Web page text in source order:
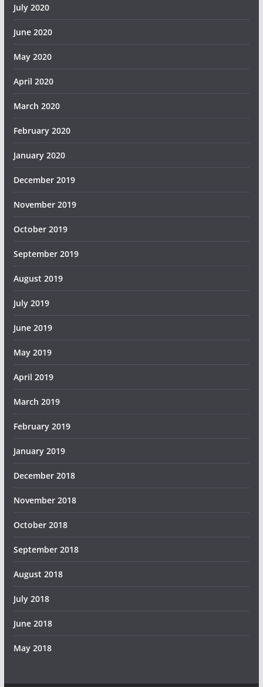
July 2020
June 2020
May 2020
April 2020
March 2020
February 2020
January 2020
December 2019
November 2019
October 2019
September 2019
August 2019
July 2019
June 2019
May 2019
April 2019
March 2019
February 2019
January 2019
December 2018
November 2018
October 2018
September 2018
August 2018
July 2018
June 2018
May 2018